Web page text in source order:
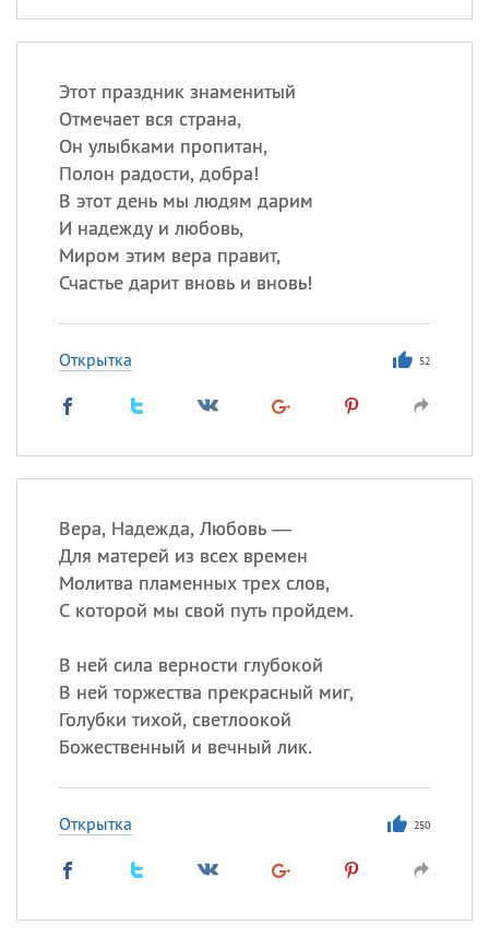
Этот праздник знаменитый
Отмечает вся страна,
Он улыбками пропитан,
Полон радости, добра!
В этот день мы людям дарим
И надежду и любовь,
Миром этим вера правит,
Счастье дарит вновь и вновь!
Открытка 52
Вера, Надежда, Любовь —
Для матерей из всех времен
Молитва пламенных трех слов,
С которой мы свой путь пройдем.
В ней сила верности глубокой
В ней торжества прекрасный миг,
Голубки тихой, светлоокой
Божественный и вечный лик.
Открытка 250